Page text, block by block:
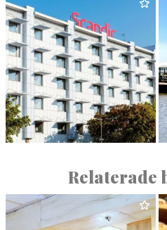
HÖGHÖJDSBANA
Relaterade